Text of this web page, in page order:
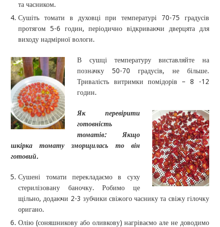
та часником.
Сушіть томати в духовці при температурі 70-75 градусів
протягом 5-6 годин, періодично відкриваючи дверцята для
виходу надмірної вологи.
В сушці температуру виставляйте на
позначку 50-70 градусів, не більше.
Тривалість витримки помідорів – 8 -12
годин.
Як перевірити
готовність
томатів: Якщо
шкірка томату зморщилась то він
готовий.
Сушені томати перекладаємо в суху
стерилізовану баночку. Робимо це
щільно, додаючи 2-3 зубчики свіжого часнику та свіжу гілочку
оригано.
Олію (соняшникову або оливкову) нагріваємо але не доводимо